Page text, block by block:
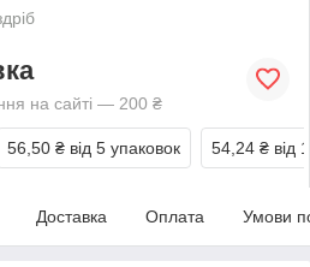
на сайті — 200 ₴
56,50 ₴ від 5 упаковок 54,24 ₴ від
Доставка Оплата Умови